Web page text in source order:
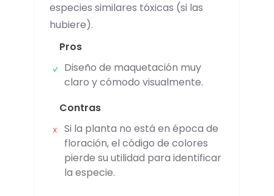
especies similares tóxicas (si las
hubiere).
Pros
Diseño de maquetación muy
claro y cómodo visualmente.
Contras
Si la planta no está en época de
floración, el código de colores
pierde su utilidad para identificar
la especie.